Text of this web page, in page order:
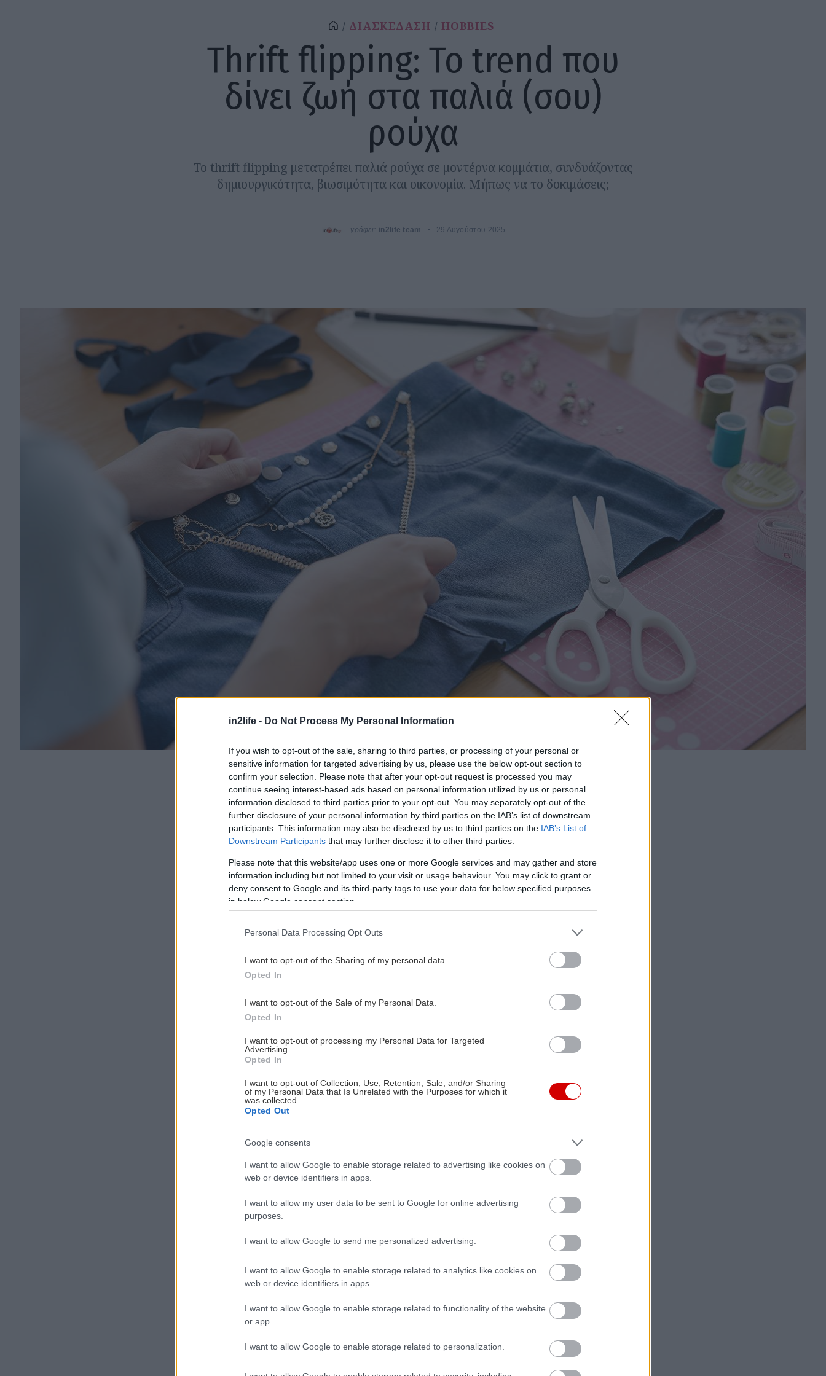
in2life - Do Not Process My Personal Information
If you wish to opt-out of the sale, sharing to third parties, or processing of your personal or
sensitive information for targeted advertising by us, please use the below opt-out section to
confirm your selection. Please note that after your opt-out request is processed you may
continue seeing interest-based ads based on personal information utilized by us or personal
information disclosed to third parties prior to your opt-out. You may separately opt-out of the
further disclosure of your personal information by third parties on the IAB’s list of downstream
participants. This information may also be disclosed by us to third parties on the IAB’s List of
Downstream Participants that may further disclose it to other third parties.
Please note that this website/app uses one or more Google services and may gather and store
information including but not limited to your visit or usage behaviour. You may click to grant or
deny consent to Google and its third-party tags to use your data for below specified purposes
in below Google consent section.
Personal Data Processing Opt Outs
I want to opt-out of the Sharing of my personal data.
Opted In
I want to opt-out of the Sale of my Personal Data.
Opted In
I want to opt-out of processing my Personal Data for Targeted
Advertising.
Opted In
I want to opt-out of Collection, Use, Retention, Sale, and/or Sharing
of my Personal Data that Is Unrelated with the Purposes for which it
was collected.
Opted Out
Google consents
I want to allow Google to enable storage related to advertising like cookies on
web or device identifiers in apps.
I want to allow my user data to be sent to Google for online advertising
purposes.
I want to allow Google to send me personalized advertising.
I want to allow Google to enable storage related to analytics like cookies on
web or device identifiers in apps.
I want to allow Google to enable storage related to functionality of the website
or app.
I want to allow Google to enable storage related to personalization.
ΔΙΑΣΚΕΔΑΣΗ HOBBIES
Thrift flipping: Το trend που
δίνει ζωή στα παλιά (σου)
ρούχα
Το thrift flipping μετατρέπει παλιά ρούχα σε μοντέρνα κομμάτια, συνδυάζοντας
δημιουργικότητα, βιωσιμότητα και οικονομία. Μήπως να το δοκιμάσεις;
γράφει: in2life team 29 Αυγούστου 2025
Τ
μετατρέπει παλιά ρούχα σε ολοκαίνουρια κομμάτια μόδας. Με ένα
ψαλίδι, λίγη φαντασία και βασικές γνώσεις ραπτικής, το «άχρηστο»
μεταμορφώνεται σε κάτι μοναδικό και στιλάτο.
Το λεγόμενο thrift flipping είναι, μεν, trend, αλλά έχει και ουσία: είναι ένας
συνδυασμός δημιουργικότητας και οικολογικής συνείδησης που έχει καταφέρει να
γίνει παγκόσμια κουλτούρα.
Τι είναι το thrift flipping